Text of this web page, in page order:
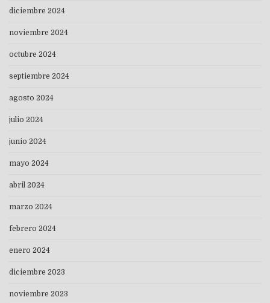
diciembre 2024
noviembre 2024
octubre 2024
septiembre 2024
agosto 2024
julio 2024
junio 2024
mayo 2024
abril 2024
marzo 2024
febrero 2024
enero 2024
diciembre 2023
noviembre 2023